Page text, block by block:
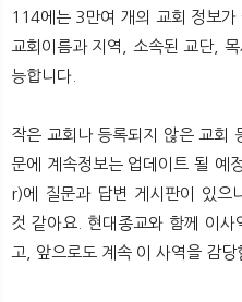
114에는 3만여 개의 교회 정보
교회이름과 지역, 소속된 교단,
능합니다.
작은 교회나 등록되지 않은 교회
문에 계속정보는 업데이트 될
r)에 질문과 답변 게시판이 있으
것 같아요. 현대종교와 함께 이
고, 앞으로도 계속 이 사역을 감당